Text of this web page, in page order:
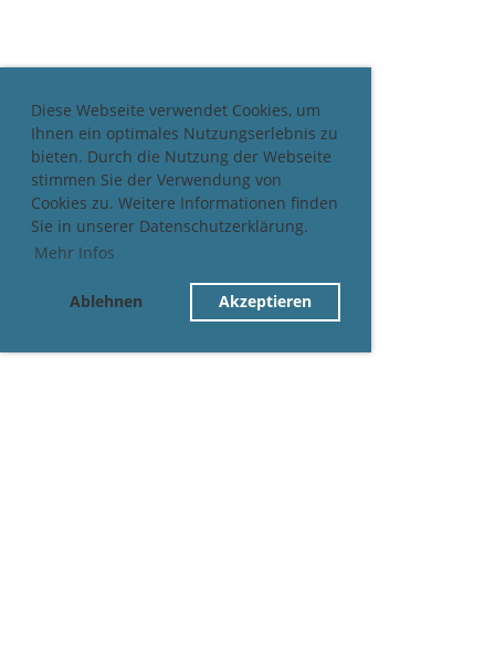
Diese Webseite verwendet Cookies, um
Ihnen ein optimales Nutzungserlebnis zu
bieten. Durch die Nutzung der Webseite
stimmen Sie der Verwendung von
Cookies zu. Weitere Informationen finden
Sie in unserer Datenschutzerklärung.
Mehr Infos
Ablehnen Akzeptieren